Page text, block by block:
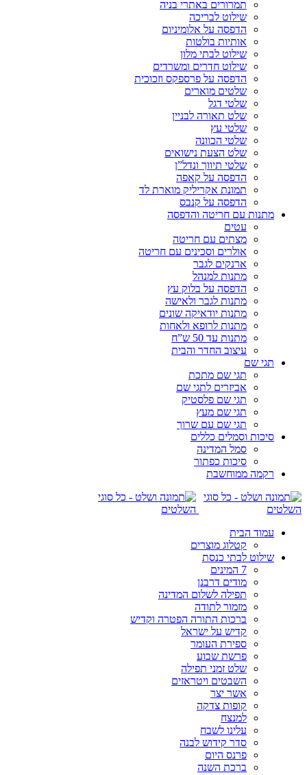
תמרורים באתרי בניה
שילוט לבריכה
הדפסה על אלומיניום
אותיות בולטות
שילוט לבתי מלון
שילוט חדרים ומשרדים
הדפסה על פרספקס וזכוכית
שלטים מוארים
שלטי דגל
שלט תאורה לבניין
שלטי עץ
שלטי הכוונה
שלט הצעת נישואים
שלטי תיווך ונדל”ן
הדפסה על קאפה
תמונת אקריליק מוארת לד
הדפסה על קנבס
מתנות עם חריטה והדפסה
עטים
מצתים עם חריטה
אולרים וסכינים עם חריטה
ארנקים לגבר
מתנות למנהל
הדפסה על בלוק עץ
מתנות לגבר ולאישה
מתנות יודאיקה שונים
מתנות לרופא ולאחות
מתנות עד 50 ש”ח
עיצוב החדר והבית
תגי שם
תגי שם מתכת
אביזרים לתגי שם
תגי שם פלסטיק
תגי שם מעץ
תגי שם עם שרוך
סיכות וסמלים כללים
סמל המדינה
סיכות כפתור
רקמה ממוחשבת
עמוד הבית
קטלוג מוצרים
שילוט לבתי כנסת
7 המינים
מודים דרבנן
תפילה לשלום המדינה
מזמור לתודה
ברכות התורה הפטרה וקדיש
קדיש על ישראל
ספירת העומר
פרשת שבוע
שלט זמני תפילה
השבטים ויטראזים
אשר יצר
קופות צדקה
למנצח
עלינו לשבח
סדר קידוש לבנה
פרנס היום
ברכת השנה